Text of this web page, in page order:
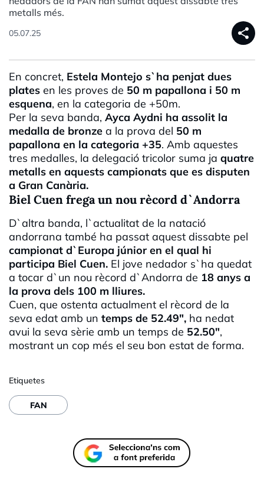
metalls més.
05.07.25 share
En concret, Estela Montejo s`ha penjat dues
plates en les proves de 50 m papallona i 50 m
esquena, en la categoria de +50m.
Per la seva banda, Ayca Aydni ha assolit la
medalla de bronze a la prova del 50 m
papallona en la categoria +35. Amb aquestes
tres medalles, la delegació tricolor suma ja quatre
metalls en aquests campionats que es disputen
a Gran Canària.
Biel Cuen frega un nou rècord d`Andorra
D`altra banda, l`actualitat de la natació
andorrana també ha passat aquest dissabte pel
campionat d`Europa júnior en el qual hi
participa Biel Cuen. El jove nedador s`ha quedat
a tocar d`un nou rècord d`Andorra de 18 anys a
la prova dels 100 m lliures.
Cuen, que ostenta actualment el rècord de la
seva edat amb un temps de 52.49", ha nedat
avui la seva sèrie amb un temps de 52.50",
mostrant un cop més el seu bon estat de forma.
Etiquetes
FAN